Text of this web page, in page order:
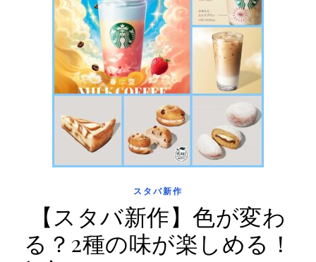
スタバ新作
【スタバ新作】色が変わ
る？2種の味が楽しめる！